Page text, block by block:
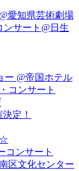
愛知県芸術劇場
ンサート@日生
ー @帝国ホテル
コンサート
定！
☆
コンサート
区文化センター